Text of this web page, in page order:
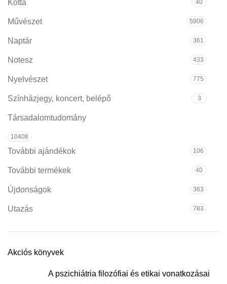
Kotta 40
Művészet 5906
Naptár 361
Notesz 433
Nyelvészet 775
Színházjegy, koncert, belépő 3
Társadalomtudomány
10408
További ajándékok 106
További termékek 40
Újdonságok 363
Utazás 783
Akciós könyvek
A pszichiátria filozófiai és etikai vonatkozásai